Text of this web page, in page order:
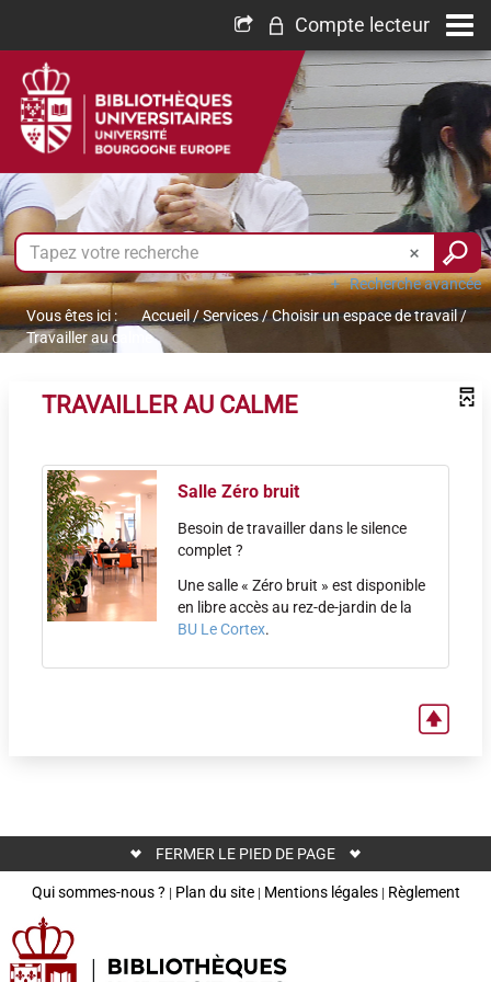
Compte lecteur
Recherche avancée
Vous êtes ici :
Accueil /Services/Choisir un espace de travail /
Travailler au calme
TRAVAILLER AU CALME
Salle Zéro bruit
Besoin de travailler dans le silence
complet ?
Une salle « Zéro bruit » est disponible
en libre accès au rez-de-jardin de la
BU Le Cortex.
FERMER LE PIED DE PAGE
Qui sommes-nous ? | Plan du site| Mentions légales| Règlement